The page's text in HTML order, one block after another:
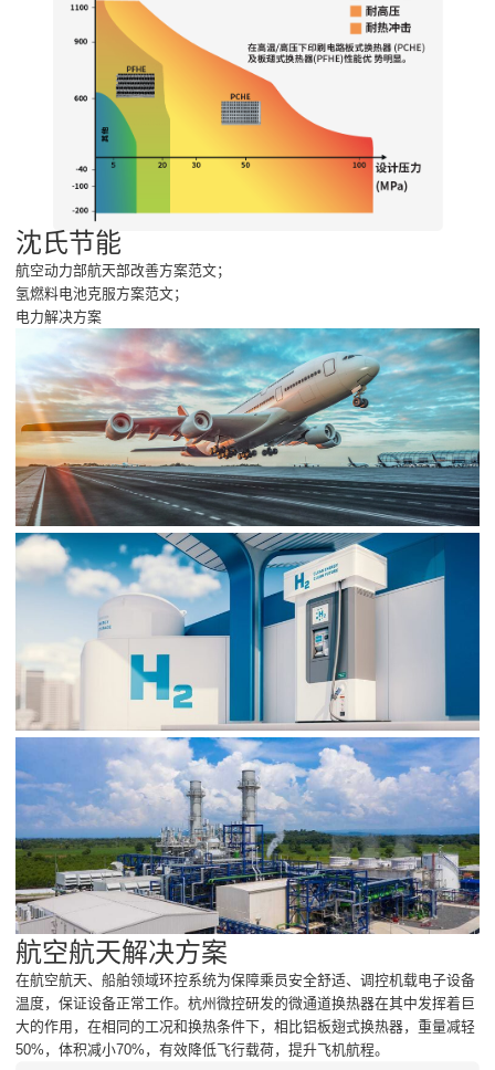
沈氏节能
航空动力部航天部改善方案范文；
氢燃料电池克服方案范文；
电力解决方案
航空航天解决方案
在航空航天、船舶领域环控系统为保障乘员安全舒适、调控机载电子设备
温度，保证设备正常工作。杭州微控研发的微通道换热器在其中发挥着巨
大的作用，在相同的工况和换热条件下，相比铝板翅式换热器，重量减轻
50%，体积减小70%，有效降低飞行载荷，提升飞机航程。